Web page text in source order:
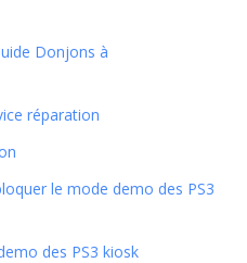
Donjons à
réparation
le mode demo des PS3
des PS3 kiosk